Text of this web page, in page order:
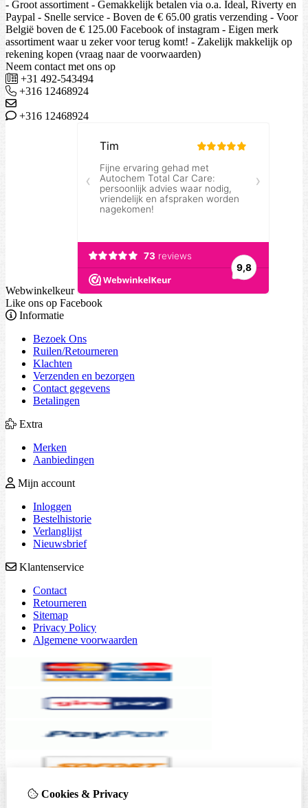
- Groot assortiment - Gemakkelijk betalen via o.a. Ideal, Riverty en
Paypal - Snelle service - Boven de € 65.00 gratis verzending - Voor
België boven de € 125.00 Facebook of instagram - Eigen merk
assortiment waar u zeker voor terug komt! - Zakelijk makkelijk op
rekening kopen (vraag naar de voorwaarden)
Neem contact met ons op
+31 492-543494
+316 12468924
+316 12468924
Webwinkelkeur
Like ons op Facebook
Informatie
Bezoek Ons
Ruilen/Retourneren
Klachten
Verzenden en bezorgen
Contact gegevens
Betalingen
Extra
Merken
Aanbiedingen
Mijn account
Inloggen
Bestelhistorie
Verlanglijst
Nieuwsbrief
Klantenservice
Contact
Retourneren
Sitemap
Privacy Policy
Algemene voorwaarden
Cookies & Privacy